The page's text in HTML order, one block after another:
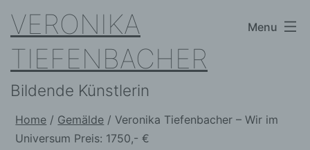
Skip
to
content
VERONIKA
TIEFENBACHER
Bildende Künstlerin
Menu
Home / Gemälde / Veronika Tiefenbacher – Wir im
Universum Preis: 1750,- €